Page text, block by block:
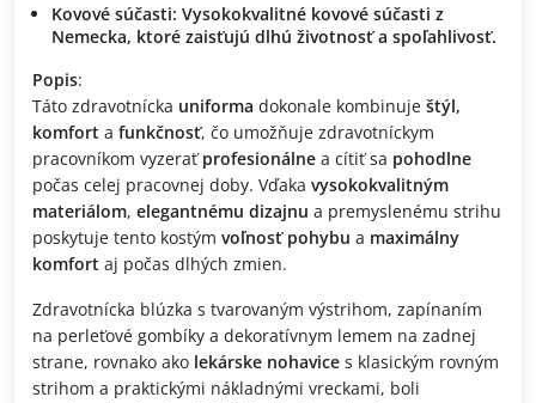
Kovové súčasti: Vysokokvalitné kovové súčasti z
Nemecka, ktoré zaisťujú dlhú životnosťa spoľahlivosť.
Popis:
Táto zdravotnícka uniforma dokonale kombinuje štýl,
komfort a funkčnosť, čo umožňuje zdravotníckym
pracovníkom vyzeraťprofesionálne a cítiť sa pohodlne
počas celej pracovnej doby. Vďaka vysokokvalitným
materiálom, elegantnému dizajnu a premyslenému strihu
poskytuje tento kostým voľnosť pohybu a maximálny
komfort aj počas dlhých zmien.
Zdravotnícka blúzka s tvarovaným výstrihom, zapínaním
na perleťové gombíky a dekoratívnym lemem na zadnej
strane, rovnako ako lekárske nohavice s klasickým rovným
strihom a praktickými nákladnými vreckami, boli